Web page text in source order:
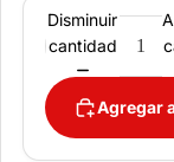
Disminuir
cantidad
Agregar